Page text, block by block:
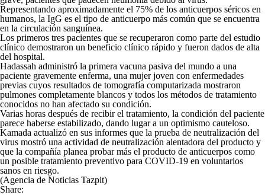
Representando aproximadamente el 75% de los anticuerpos séricos en
humanos, la IgG es el tipo de anticuerpo más común que se encuentra
en la circulación sanguínea.
Los primeros tres pacientes que se recuperaron como parte del estudio
clínico demostraron un beneficio clínico rápido y fueron dados de alta
del hospital.
Hadassah administró la primera vacuna pasiva del mundo a una
paciente gravemente enferma, una mujer joven con enfermedades
previas cuyos resultados de tomografía computarizada mostraron
pulmones completamente blancos y todos los métodos de tratamiento
conocidos no han afectado su condición.
Varias horas después de recibir el tratamiento, la condición del paciente
parece haberse estabilizado, dando lugar a un optimismo cauteloso.
Kamada actualizó en sus informes que la prueba de neutralización del
virus mostró una actividad de neutralización alentadora del producto y
que la compañía planea probar más el producto de anticuerpos como
un posible tratamiento preventivo para COVID-19 en voluntarios
sanos en riesgo.
(Agencia de Noticias Tazpit)
Share: